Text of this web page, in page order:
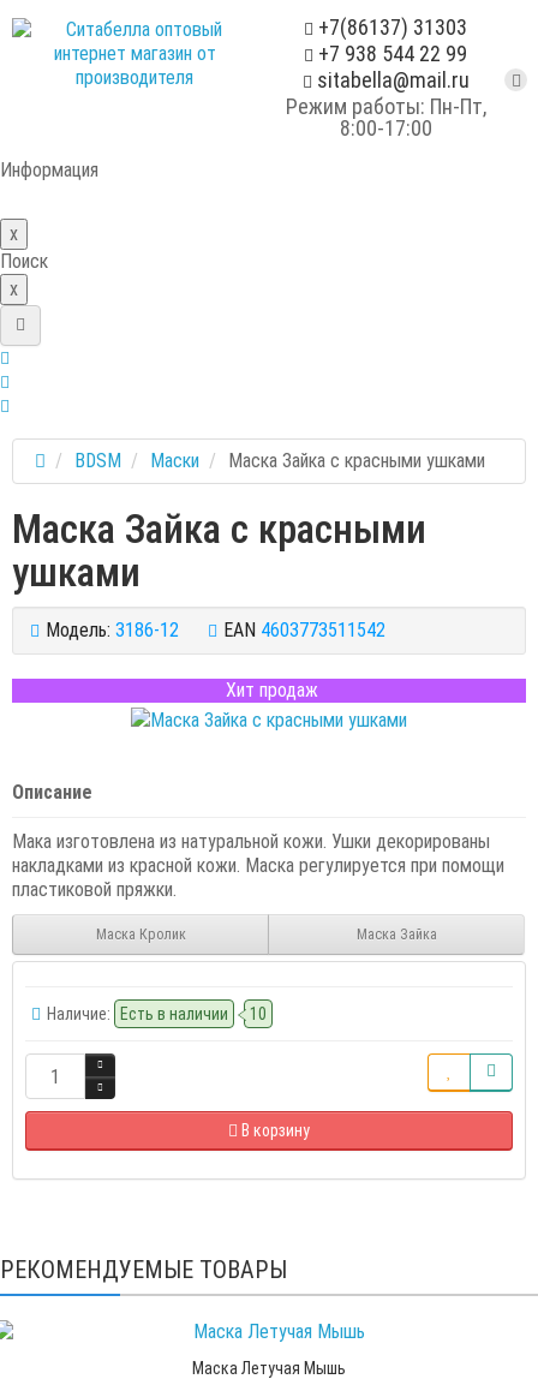
+7(86137) 31303
+7 938 544 22 99
sitabella@mail.ru
Режим работы: Пн-Пт,
8:00-17:00
Информация
x
Поиск
x
BDSM Маски Маска Зайка с красными ушками
Маска Зайка с красными
ушками
Модель: 3186-12 EAN 4603773511542
Хит продаж
Описание
Мака изготовлена из натуральной кожи. Ушки декорированы
накладками из красной кожи. Маска регулируется при помощи
пластиковой пряжки.
Маска Кролик Маска Зайка
Наличие: Есть в наличии 10
В корзину
РЕКОМЕНДУЕМЫЕ ТОВАРЫ
Маска Летучая Мышь